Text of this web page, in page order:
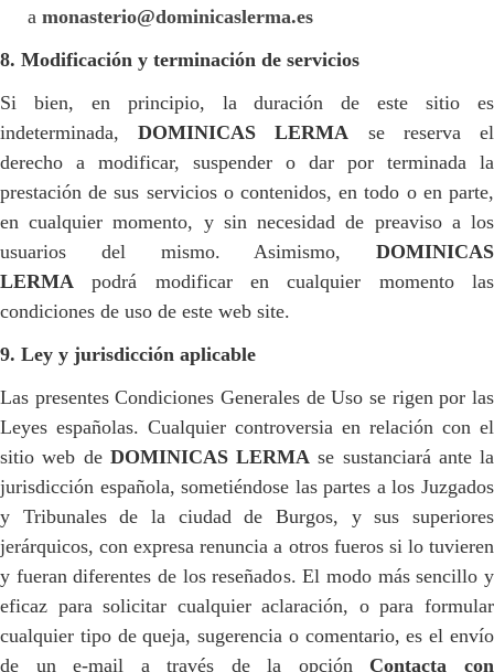
a monasterio@dominicaslerma.es
8. Modificación y terminación de servicios
Si bien, en principio, la duración de este sitio es
indeterminada,DOMINICAS LERMA se reserva el
derecho a modificar, suspender o dar por terminada la
prestación de sus servicios o contenidos, en todo o en parte,
en cualquier momento, y sin necesidad de preaviso a los
usuarios del mismo. Asimismo, DOMINICAS
LERMA podrá modificar en cualquier momento las
condiciones de uso de este web site.
9. Ley y jurisdicción aplicable
Las presentes Condiciones Generales de Uso se rigen por las
Leyes españolas. Cualquier controversia en relación con el
sitio web de DOMINICAS LERMA se sustanciará ante la
jurisdicción española, sometiéndose las partes a los Juzgados
y Tribunales de la ciudad de Burgos, y sus superiores
jerárquicos, con expresa renuncia a otros fueros si lo tuvieren
y fueran diferentes de los reseñados. El modo más sencillo y
eficaz para solicitar cualquier aclaración, o para formular
cualquier tipo de queja, sugerencia o comentario, es el envío
de un e-mail a través de la opción Contacta con